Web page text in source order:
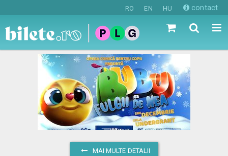
RO EN HU contact
MAI MULTE DETALII